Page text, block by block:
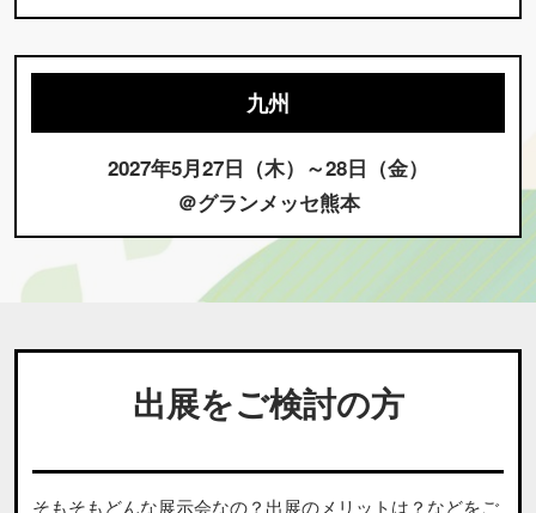
九州
2027年5月27日（木）～28日（金）
＠グランメッセ熊本
出展をご検討の方
そもそもどんな展示会なの？出展のメリットは？などをご